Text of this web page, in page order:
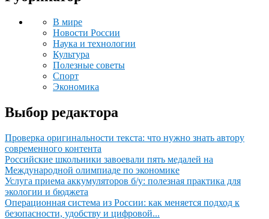
В мире
Новости России
Наука и технологии
Культура
Полезные советы
Спорт
Экономика
Выбор редактора
Проверка оригинальности текста: что нужно знать автору
современного контента
Российские школьники завоевали пять медалей на
Международной олимпиаде по экономике
Услуга приема аккумуляторов б/у: полезная практика для
экологии и бюджета
Операционная система из России: как меняется подход к
безопасности, удобству и цифровой...